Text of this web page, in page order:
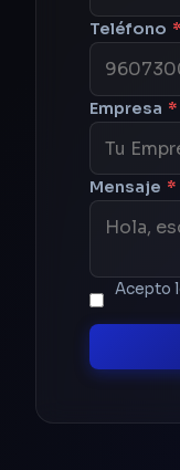
Teléfono *
Empresa *
Mensaje *
Acepto